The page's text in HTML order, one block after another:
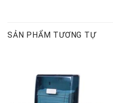
SẢN PHẨM TƯƠNG TỰ